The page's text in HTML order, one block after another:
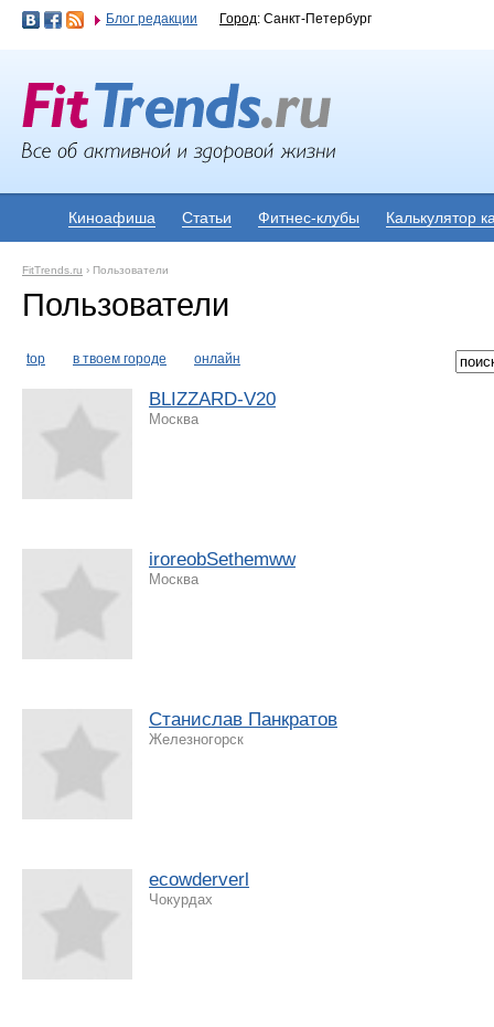
Блог редакции Город: Санкт-Петербург
Киноафиша Статьи Фитнес-клубы Калькулятор
FitTrends.ru › Пользователи
Пользователи
top в твоем городе онлайн
BLIZZARD-V20
Москва
iroreobSethemww
Москва
Станислав Панкратов
Железногорск
ecowderverl
Чокурдах